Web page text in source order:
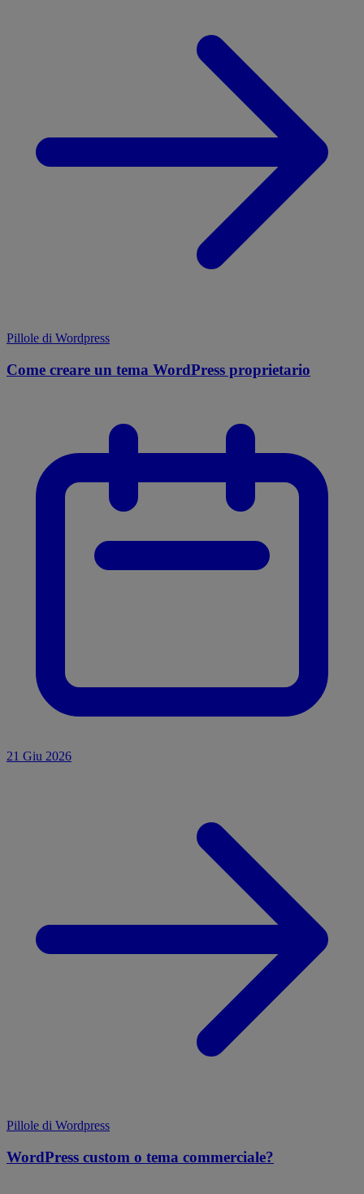
Pillole di Wordpress
Come creare un tema WordPress proprietario
21 Giu 2026
Pillole di Wordpress
WordPress custom o tema commerciale?